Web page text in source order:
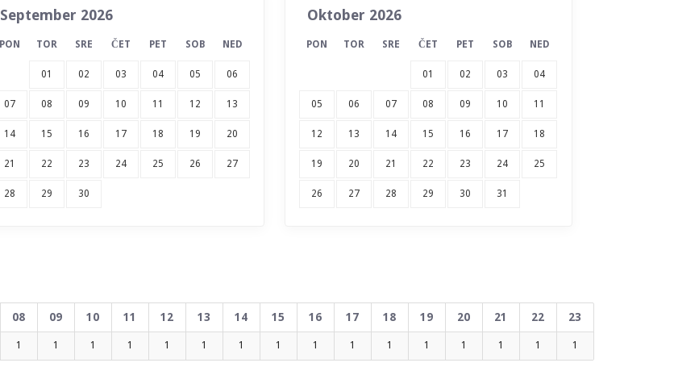
September 2026
PON TOR SRE ČET PET SOB NED
01 02 03 04 05 06
07 08 09 10 11 12 13
14 15 16 17 18 19 20
21 22 23 24 25 26 27
28 29 30
Oktober 2026
PON TOR SRE ČET PET SOB NED
01 02 03 04
05 06 07 08 09 10 11
12 13 14 15 16 17 18
19 20 21 22 23 24 25
26 27 28 29 30 31
08 09 10 11 12 13 14 15 16 17 18 19 20 21 22 23
1 1 1 1 1 1 1 1 1 1 1 1 1 1 1 1